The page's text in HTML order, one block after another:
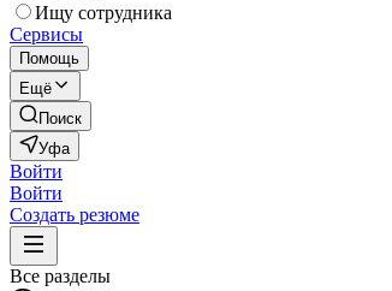
Ищу сотрудника
Сервисы
Помощь
Ещё
Поиск
Уфа
Войти
Войти
Создать резюме
Все разделы